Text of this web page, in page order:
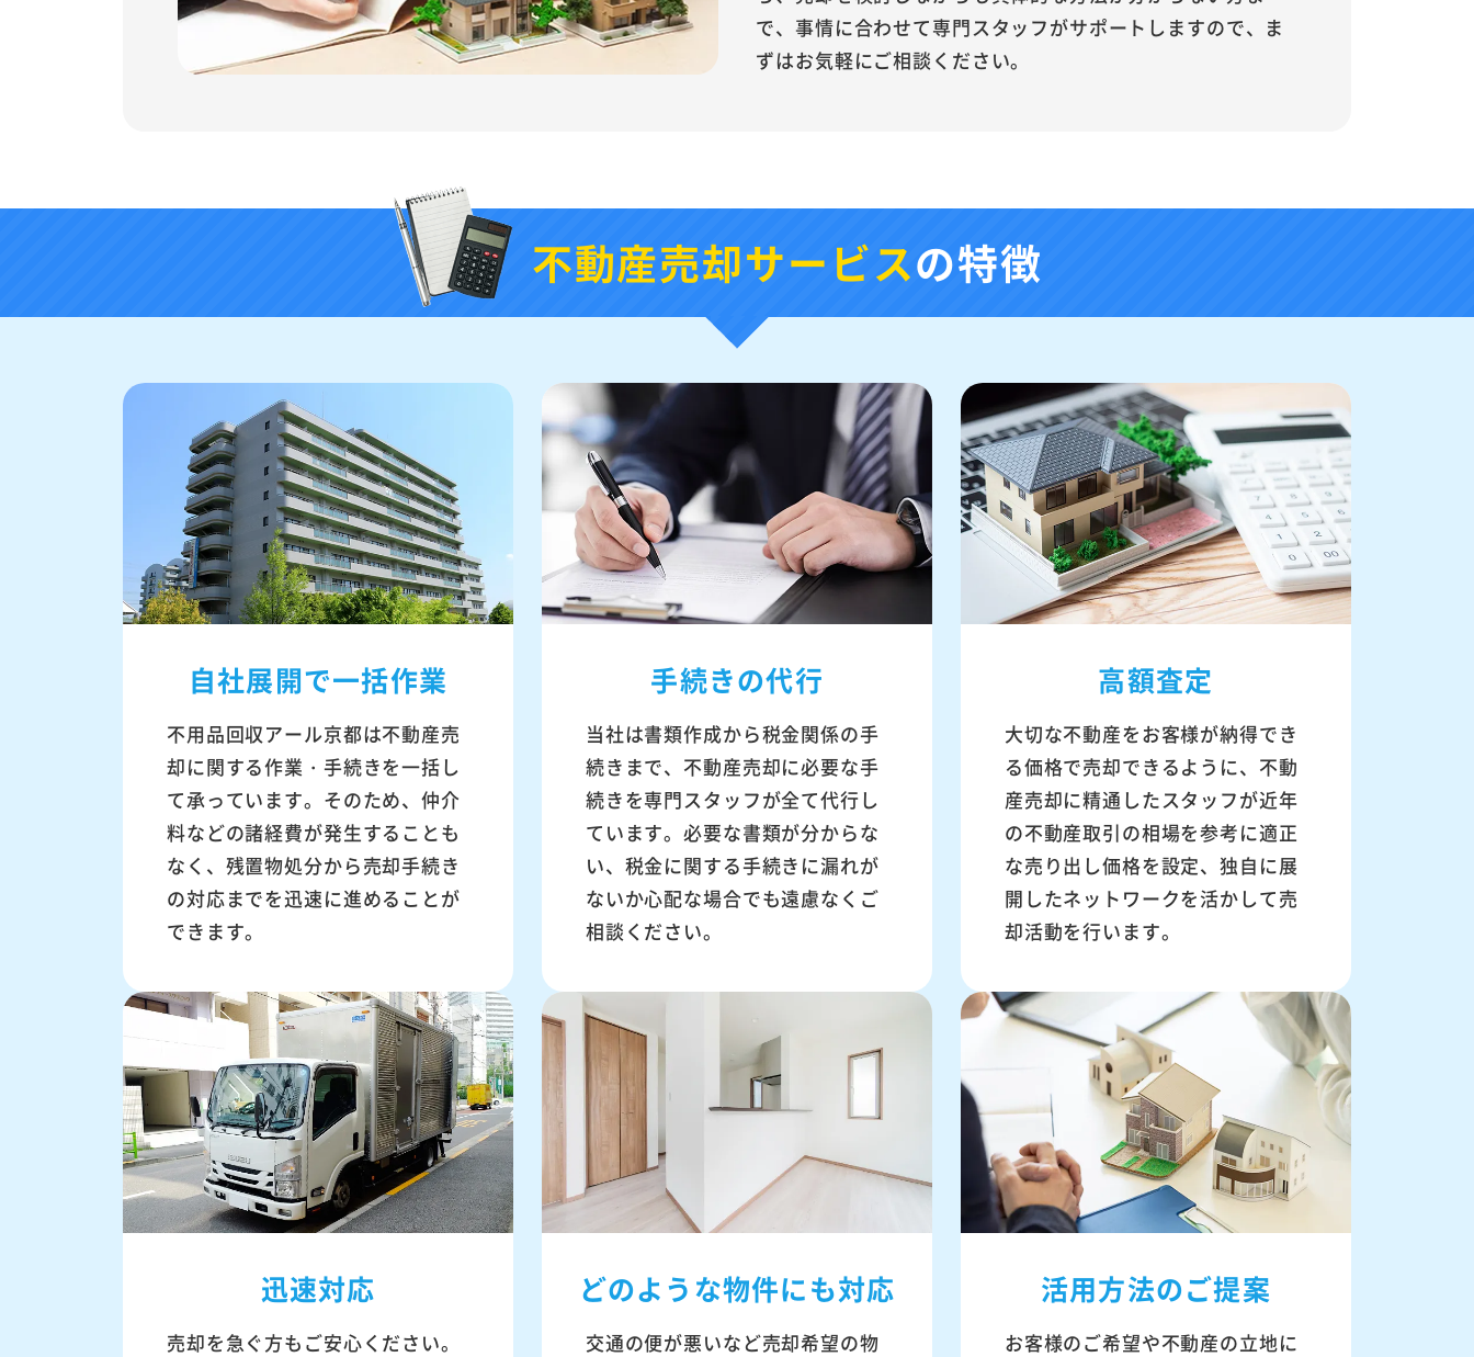
で、事情に合わせて専門スタッフがサポートしますので、ま
ずはお気軽にご相談ください。
不動産売却サービスの特徴
自社展開で一括作業
不用品回収アール京都は不動産売
却に関する作業・手続きを一括し
て承っています。そのため、仲介
料などの諸経費が発生することも
なく、残置物処分から売却手続き
の対応までを迅速に進めることが
できます。
手続きの代行
当社は書類作成から税金関係の手
続きまで、不動産売却に必要な手
続きを専門スタッフが全て代行し
ています。必要な書類が分からな
い、税金に関する手続きに漏れが
ないか心配な場合でも遠慮なくご
相談ください。
高額査定
大切な不動産をお客様が納得でき
る価格で売却できるように、不動
産売却に精通したスタッフが近年
の不動産取引の相場を参考に適正
な売り出し価格を設定、独自に展
開したネットワークを活かして売
却活動を行います。
迅速対応
売却を急ぐ方もご安心ください。
どのような物件にも対応
交通の便が悪いなど売却希望の物
活用方法のご提案
お客様のご希望や不動産の立地に